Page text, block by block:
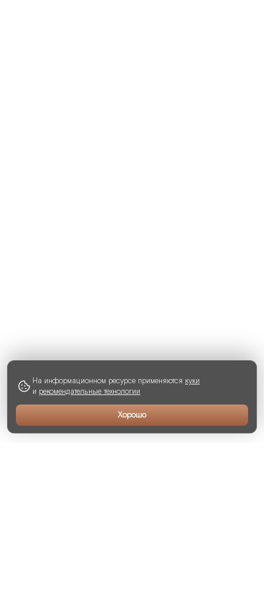
На информационном ресурсе применяются куки
и рекомендательные технологии
Хорошо